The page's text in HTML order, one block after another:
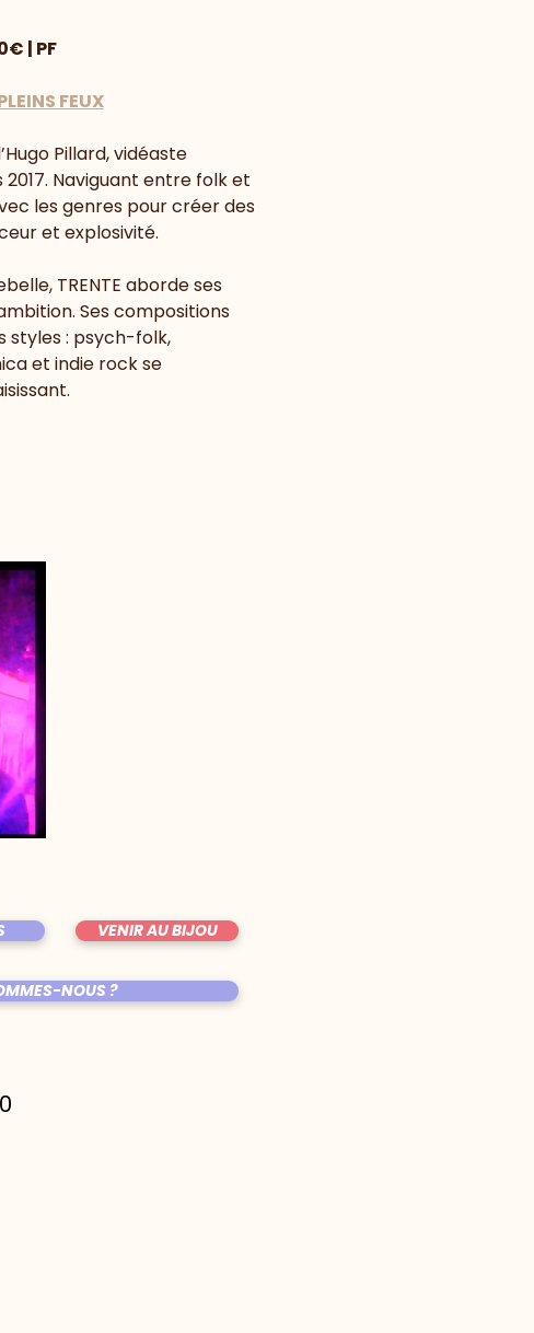
| PF
FEUX
Pillard, vidéaste
Naviguant entre folk et
les genres pour créer des
et explosivité.
TRENTE aborde ses
Ses compositions
styles : psych-folk,
et indie rock se
VENIR AU BIJOU
NOUS ?